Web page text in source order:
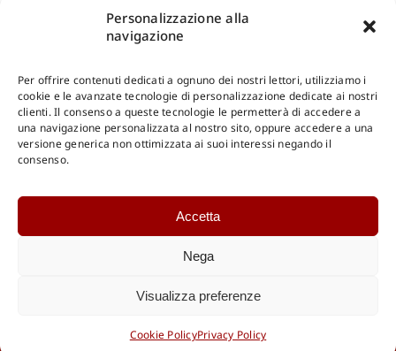
Personalizzazione alla
navigazione
Per offrire contenuti dedicati a ognuno dei nostri lettori, utilizziamo i
cookie e le avanzate tecnologie di personalizzazione dedicate ai nostri
clienti. Il consenso a queste tecnologie le permetterà di accedere a
una navigazione personalizzata al nostro sito, oppure accedere a una
versione generica non ottimizzata ai suoi interessi negando il
consenso.
Accetta
Nega
Visualizza preferenze
Cookie PolicyPrivacy Policy
Shop Gangemi Editore-Pagamenti Sicuri e anche Rateali
Catalogo Internazionale
DOWNLOAD
Catalogo Internazionale